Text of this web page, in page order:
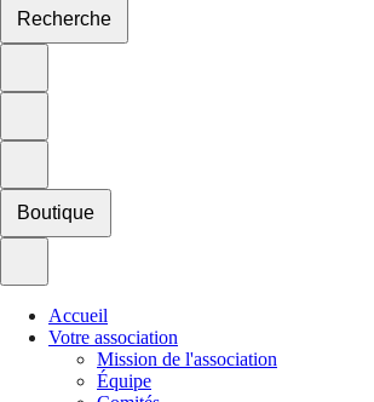
Recherche
Boutique
Accueil
Votre association
Mission de l'association
Équipe